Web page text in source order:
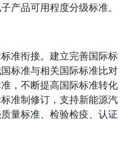
产品可用程度分级标准。
准衔接。建立完善国际标
标准与相关国际标准比对
，不断提高国际标准转化
准制修订，支持新能源汽
量标准、检验检疫、认证